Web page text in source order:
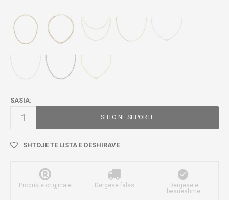
SASIA:
SHTO NË SHPORTË
SHTOJE TE LISTA E DËSHIRAVE
Produkte origjinale Dërgesë falas
Dërgesë e
besueshme